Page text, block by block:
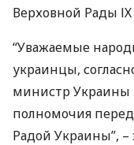
Верховной Рады ІХ
“Уважаемые
украинцы,
министр Украины
полномочия
Радой Украины”, –